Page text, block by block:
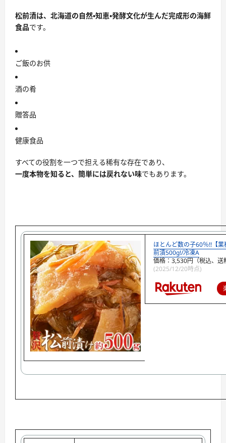
松前漬は、北海道の自然・知恵・発酵文化が生んだ完成形の海鮮
食品です。
ご飯のお供
酒の肴
贈答品
健康食品
すべての役割を一つで担える稀有な存在であり、
一度本物を知ると、簡単には戻れない味でもあります。
ほとんど数の子60％!!【
前漬500g!/冷凍A
価格：3,530円（税込、送
(2025/12/20時点)